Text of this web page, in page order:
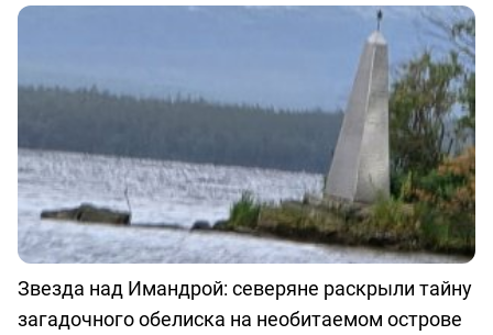
Звезда над Имандрой: северяне раскрыли тайну
загадочного обелиска на необитаемом острове